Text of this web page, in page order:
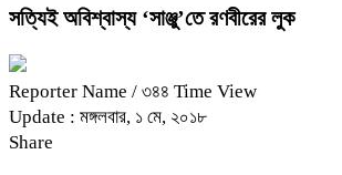
সত্যিই অবিশ্বাস্য ‘সাঞ্জু’তে রণবীরের লুক
Reporter Name / ৩৪৪ Time View
Update : মঙ্গলবার, ১ মে, ২০১৮
Share